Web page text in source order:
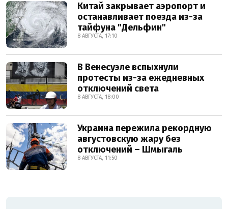
Китай закрывает аэропорт и
останавливает поезда из-за
тайфуна "Дельфин"
8 АВГУСТА, 17:10
В Венесуэле вспыхнули
протесты из-за ежедневных
отключений света
8 АВГУСТА, 18:00
Украина пережила рекордную
августовскую жару без
отключений – Шмыгаль
8 АВГУСТА, 11:50